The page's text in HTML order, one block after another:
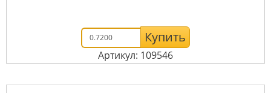
Купить
Артикул: 109546